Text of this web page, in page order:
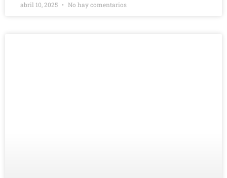
abril 10, 2025 No hay comentarios